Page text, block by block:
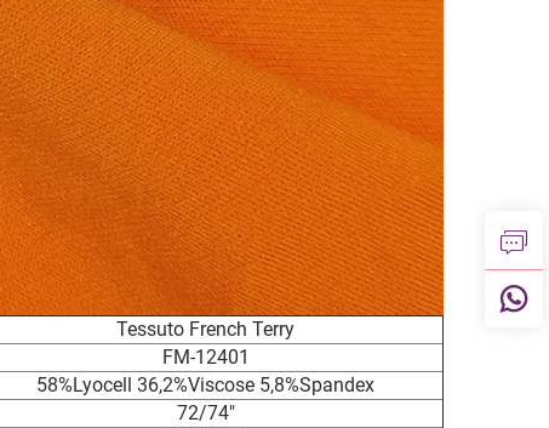
Tessuto French Terry
FM-12401
58%Lyocell 36,2%Viscose 5,8%Spandex
72/74"